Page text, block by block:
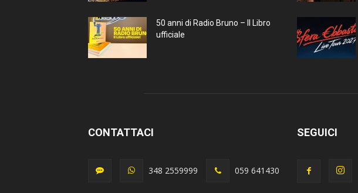
50 anni di Radio Bruno – Il Libro
ufficiale
CONTATTACI
348 2559999 059 641430
SEGUICI